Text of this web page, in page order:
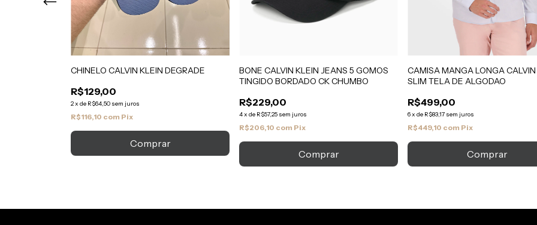
CHINELO CALVIN KLEIN DEGRADE
R$129,00
2x de R$64,50 sem juros
R$116,10 com Pix
Comprar
BONE CALVIN KLEIN JEANS 5 GOMOS
TINGIDO BORDADO CK CHUMBO
R$229,00
4x de R$57,25 sem juros
R$206,10 com Pix
CAMISA MANGA LONGA
SLIM TELA DE ALGODAO
R$499,00
6x de R$83,17 sem juros
R$449,10 com Pix
Comprar